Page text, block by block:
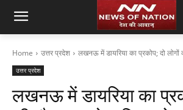
Home उत्तर प्रदेश लखनऊ में डायरिया का प्रकोप; दो
उत्तर प्रदेश
लखनऊ में डायरिया का